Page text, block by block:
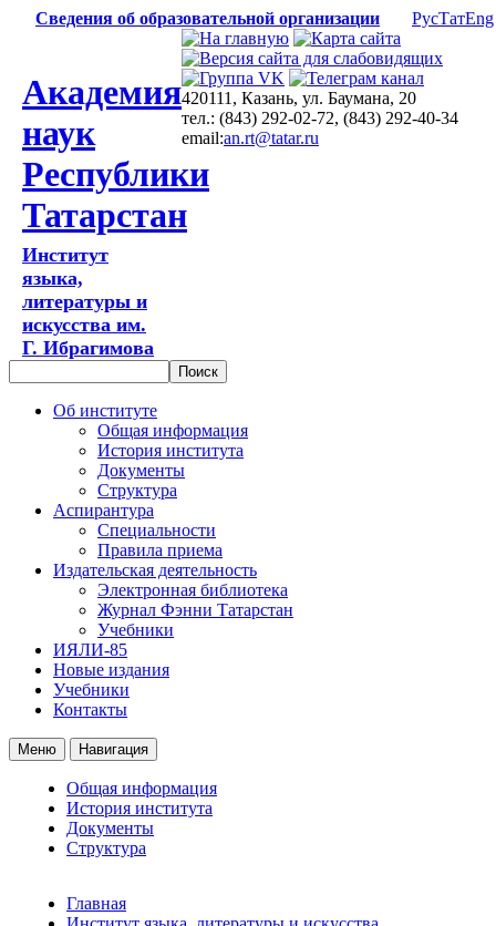
Сведения об образовательной организации РусТатEng
Академия
наук
Республики
Татарстан
Институт
языка,
литературы и
искусства им.
Г. Ибрагимова
420111, Казань, ул. Баумана, 20
тел.: (843) 292-02-72, (843) 292-40-34
email:an.rt@tatar.ru
Об институте
Общая информация
История института
Документы
Структура
Аспирантура
Специальности
Правила приема
Издательская деятельность
Электронная библиотека
Журнал Фэнни Татарстан
Учебники
ИЯЛИ-85
Новые издания
Учебники
Контакты
Меню Навигация
Общая информация
История института
Документы
Структура
Главная